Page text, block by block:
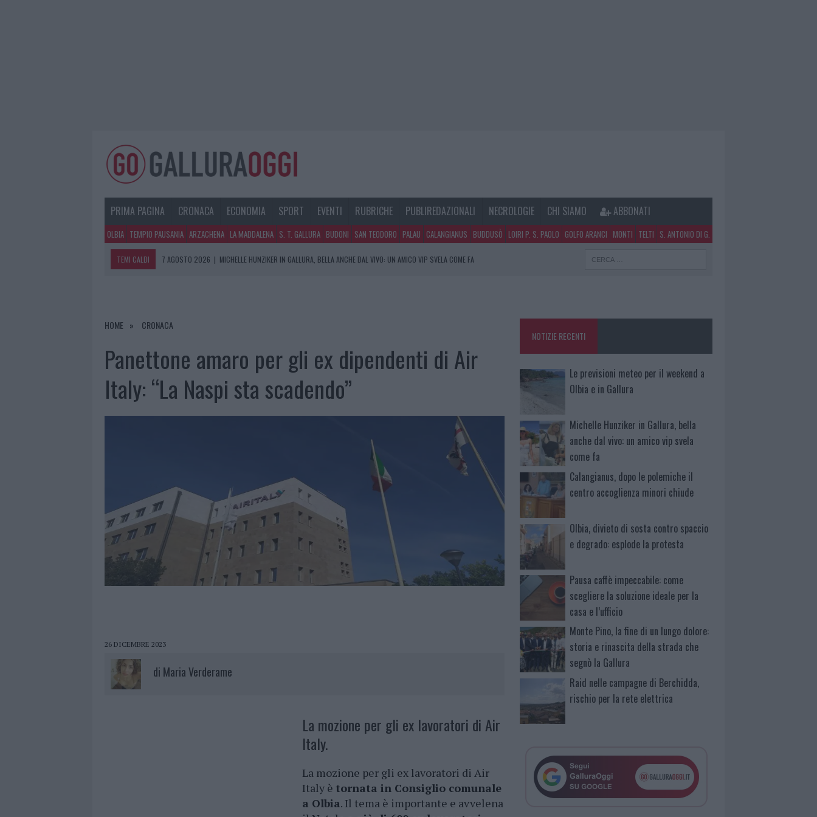
PRIMA PAGINA CRONACA ECONOMIA SPORT EVENTI RUBRICHE PUBLIREDAZIONALI NECROLOGIE CHI SIAMO ABBONATI
OLBIA TEMPIO PAUSANIA ARZACHENA LA MADDALENA S. T. GALLURA BUDONI SAN TEODORO PALAU CALANGIANUS BUDDUSÒ LOIRI P. S. PAOLO GOLFO ARANCI MONTI TELTI S. ANTONIO DI G.
TEMI CALDI 7 AGOSTO 2026 | MICHELLE HUNZIKER IN GALLURA, BELLA ANCHE DAL VIVO: UN AMICO VIP SVELA COME FA
7 AGOSTO 2026
|
HOME CRONACA
Panettone amaro per gli ex dipendenti di Air
Italy: “La Naspi sta scadendo”
26 DICEMBRE 2023
di Maria Verderame
La mozione per gli ex lavoratori di Air
Italy.
La mozione per gli ex lavoratori di Air
Italy è tornata in Consiglio comunale
a Olbia. Il tema è importante e avvelena
NOTIZIE RECENTI
Le previsioni meteo per il weekend a
Olbia e in Gallura
Michelle Hunziker in Gallura, bella
anche dal vivo: un amico vip svela
come fa
Calangianus, dopo le polemiche il
centro accoglienza minori chiude
Olbia, divieto di sosta contro spaccio
e degrado: esplode la protesta
Pausa caffè impeccabile: come
scegliere la soluzione ideale per la
casa e l’ufficio
Monte Pino, la fine di un lungo dolore:
storia e rinascita della strada che
segnò la Gallura
Raid nelle campagne di Berchidda,
rischio per la rete elettrica